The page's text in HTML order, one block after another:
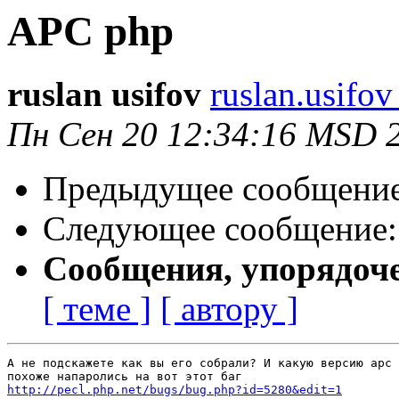
APC php
ruslan usifov
Пн Сен 20 12:34:16 MSD
Предыдущее
Следующее
Сообщения,
[ теме ] [ автору ]
А не подскажете как вы его собрали? И какую версию apc
http://pecl.php.net/bugs/bug.php?id=5280&edit=1